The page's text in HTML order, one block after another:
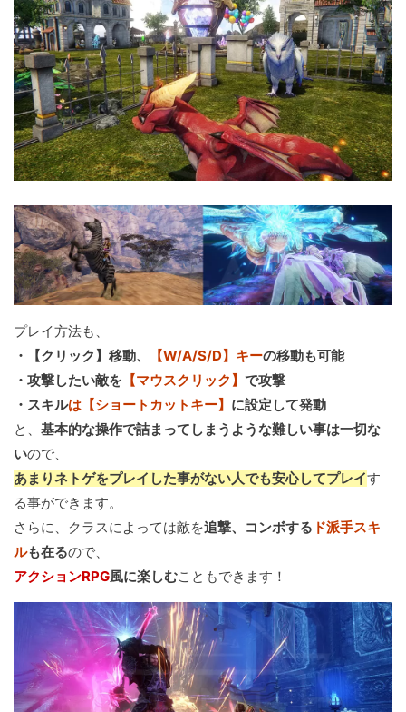
プレイ方法も、
・【クリック】移動、
【W/A/S/D】キーの移動も可能
・攻撃したい敵を 【マウスクリック】 で攻撃
・スキルは【ショートカットキー】 に設定して発動
と、 基本的な操作で詰まってしまうような難しい事は一切な
いので、
あまりネトゲをプレイした事がない人でも安心してプレイす
る事ができます。
さらに、クラスによっては敵を追撃、コンボする ド派手スキ
ルも在るので、
アクションRPG風に楽しむこともできます！